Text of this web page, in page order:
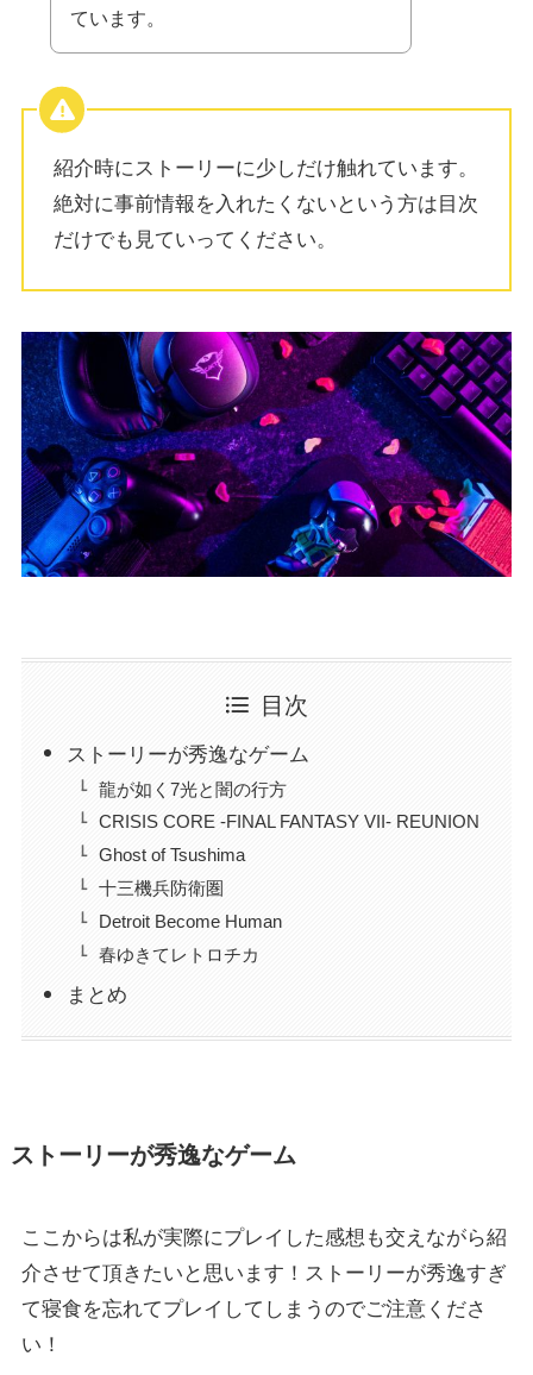
ています。
紹介時にストーリーに少しだけ触れています。
絶対に事前情報を入れたくないという方は目次
だけでも見ていってください。
目次
ストーリーが秀逸なゲーム
龍が如く7光と闇の行方
CRISIS CORE -FINAL FANTASY VII- REUNION
Ghost of Tsushima
十三機兵防衛圏
Detroit Become Human
春ゆきてレトロチカ
まとめ
ストーリーが秀逸なゲーム
ここからは私が実際にプレイした感想も交えながら紹
介させて頂きたいと思います！ストーリーが秀逸すぎ
て寝食を忘れてプレイしてしまうのでご注意くださ
い！